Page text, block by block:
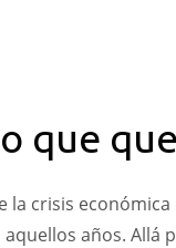
que
crisis
años. Allá